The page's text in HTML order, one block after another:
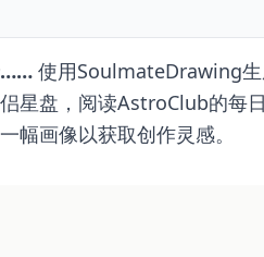
…… 使用SoulmateDrawing
星盘，阅读AstroClub的每
幅画像以获取创作灵感。